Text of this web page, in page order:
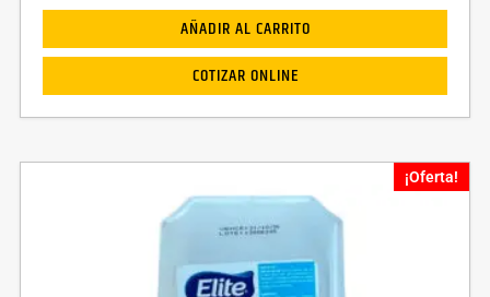
AÑADIR AL CARRITO
COTIZAR ONLINE
¡Oferta!